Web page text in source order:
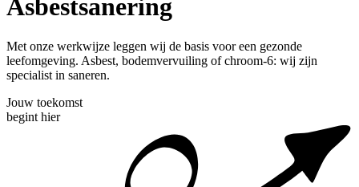
Asbestsanering
Met onze werkwijze leggen wij de basis voor een gezonde
leefomgeving. Asbest, bodemvervuiling of chroom-6: wij zijn
specialist in saneren.
Jouw toekomst
begint hier